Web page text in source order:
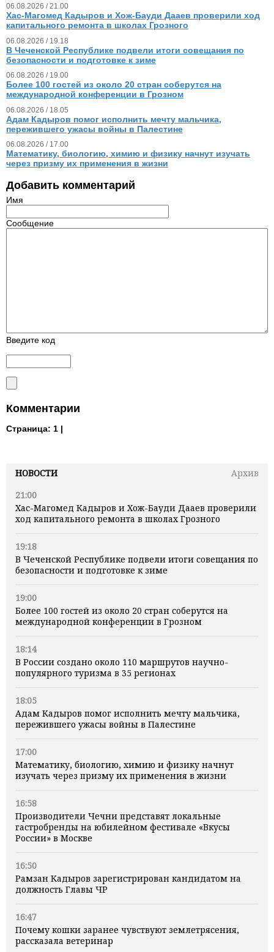
НОВОСТИ
Архив
21:00
Хас-Магомед Кадыров и Хож-Бауди Дааев проверили
ход капитального ремонта в школах Грозного
19:18
В Чеченской Республике подвели итоги совещания по
безопасности и подготовке к зиме
19:00
Более 100 гостей из около 20 стран соберутся на
международной конференции в Грозном
18:14
В России создано около 110 маршрутов научно-
популярного туризма в 35 регионах
18:05
Адам Кадыров помог исполнить мечту мальчика,
пережившего ужасы войны в Палестине
17:00
Математику, биологию, химию и физику начнут
изучать через призму их применения в жизни
16:58
Производители Чечни представят локальные
гастробренды на юбилейном фестивале «Вкусы
России» в Москве
16:50
Рамзан Кадыров зарегистрирован кандидатом на
должность Главы ЧР
16:47
Почему кошки заранее чувствуют землетрясения,
рассказала ветеринар
06.08.2026 / 21.00
Хас-Магомед Кадыров и Хож-Бауди Дааев проверили ход
капитального ремонта в школах Грозного
06.08.2026 / 19.18
В Чеченской Республике подвели итоги совещания по
безопасности и подготовке к зиме
06.08.2026 / 19.00
Более 100 гостей из около 20 стран соберутся на
международной конференции в Грозном
06.08.2026 / 18.05
Адам Кадыров помог исполнить мечту мальчика,
пережившего ужасы войны в Палестине
06.08.2026 / 17.00
Математику, биологию, химию и физику начнут изучать
через призму их применения в жизни
Добавить комментарий
Имя
Сообщение
Введите код
Комментарии
Страница: 1 |